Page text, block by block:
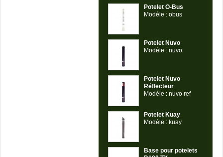
Potelet O-Bus
Modèle : obus
Potelet Nuvo
Modèle : nuvo
Potelet Nuvo
Réflecteur
Modèle : nuvo ref
Potelet Kuay
Modèle : kuay
Base pour potelets